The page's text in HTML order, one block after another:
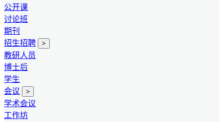
公开课
讨论班
期刊
招生招聘
>
教研人员
博士后
学生
会议
>
学术会议
工作坊